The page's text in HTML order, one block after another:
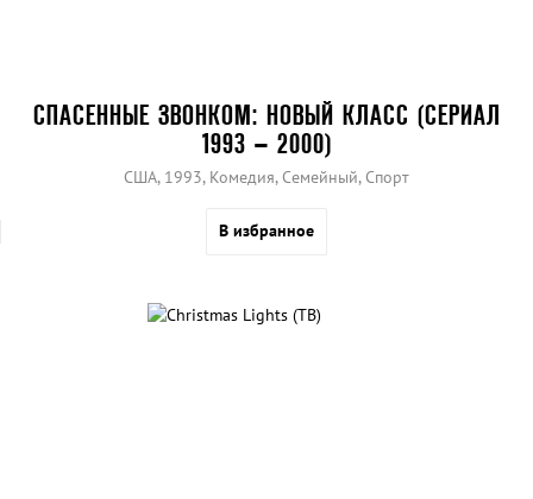
СПАСЕННЫЕ ЗВОНКОМ: НОВЫЙ КЛАСС (СЕРИАЛ
1993 – 2000)
США, 1993, Комедия, Семейный, Спорт
В избранное